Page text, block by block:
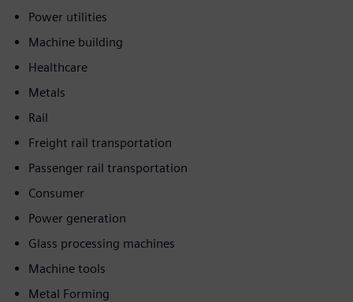
Power utilities
Machine building
Healthcare
Metals
Rail
Freight rail transportation
Passenger rail transportation
Consumer
Power generation
Glass processing machines
Machine tools
Metal Forming